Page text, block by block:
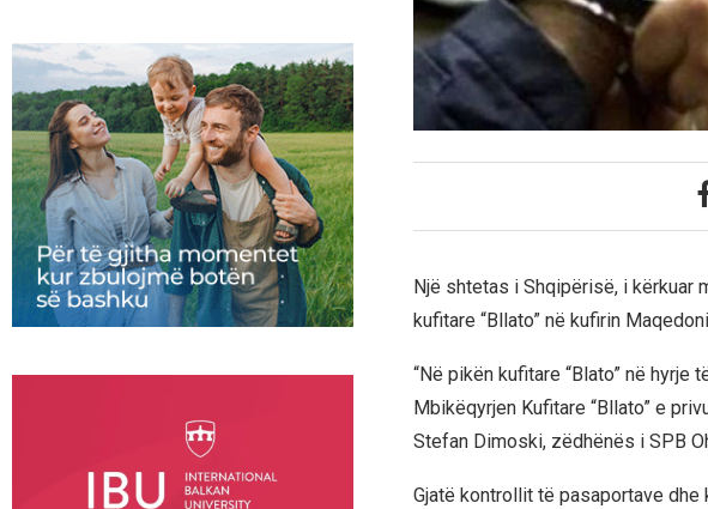
Një shtetas i Shqipërisë, i kërkuar
kufitare “Bllato” në kufirin
“Në pikën kufitare “Blato” në
Mbikëqyrjen Kufitare “Bllato” e
Stefan Dimoski, zëdhënës i SPB
Gjatë kontrollit të pasaportave